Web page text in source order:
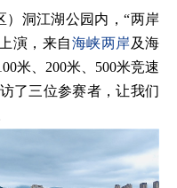
）洞江湖公园内，“两岸
演，来自海峡两岸 及海
米、200米、500米竞速
了三位参赛者，让我们